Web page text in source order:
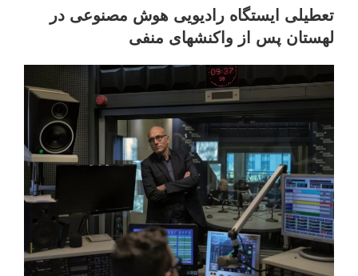
تعطیلی ایستگاه رادیویی هوش مصنوعی در
لهستان پس از واکنشهای منفی